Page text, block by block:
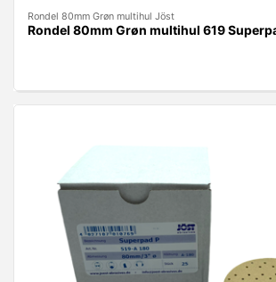
Rondel 80mm Grøn multihul Jöst
Rondel 80mm Grøn multihul 619